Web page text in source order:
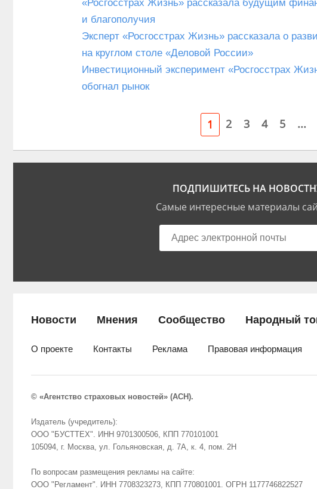
«Росгосстрах Жизнь» рассказала будущим
и благополучия
Эксперт «Росгосстрах Жизнь» рассказала о
на круглом столе «Деловой России»
Инвестиционный эксперимент «Росгосстрах
обогнал рынок
1 2 3 4 5 ...
ПОДПИШИТЕСЬ НА
Самые интересные материалы
Новости Мнения Сообщество Народный
О проекте Контакты Реклама Правовая информация
© «Агентство страховых новостей» (АСН).
Издатель (учредитель):
ООО "БУСТТЕХ". ИНН 9701300506, КПП 770101001
105094, г. Москва, ул. Гольяновская, д. 7А, к. 4, пом. 2Н
По вопросам размещения рекламы на сайте:
ООО "Регламент". ИНН 7708323273, КПП 770801001. ОГРН 1177746822527